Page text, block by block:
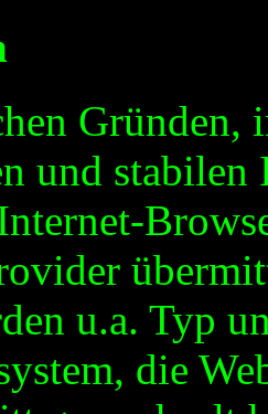
Gründen,
und
u.a. Typ
die